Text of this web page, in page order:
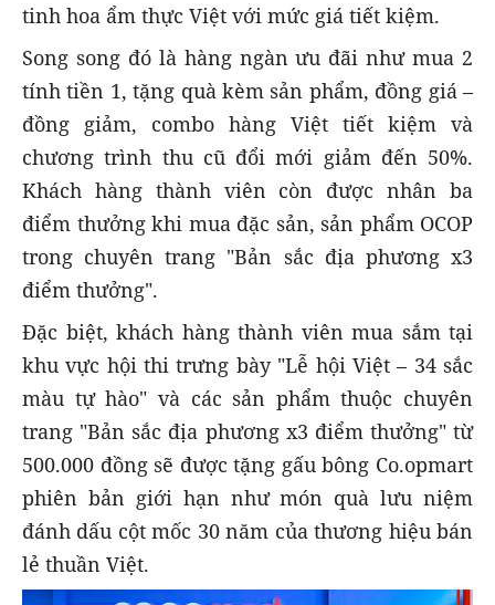
tinh hoa ẩm thực Việt với mức giá tiết kiệm.
Song song đó là hàng ngàn ưu đãi như mua 2
tính tiền 1, tặng quà kèm sản phẩm, đồng giá –
đồng giảm, combo hàng Việt tiết kiệm và
chương trình thu cũ đổi mới giảm đến 50%.
Khách hàng thành viên còn được nhân ba
điểm thưởng khi mua đặc sản, sản phẩm OCOP
trong chuyên trang "Bản sắc địa phương x3
điểm thưởng".
Đặc biệt, khách hàng thành viên mua sắm tại
khu vực hội thi trưng bày "Lễ hội Việt – 34 sắc
màu tự hào" và các sản phẩm thuộc chuyên
trang "Bản sắc địa phương x3 điểm thưởng" từ
500.000 đồng sẽ được tặng gấu bông Co.opmart
phiên bản giới hạn như món quà lưu niệm
đánh dấu cột mốc 30 năm của thương hiệu bán
lẻ thuần Việt.